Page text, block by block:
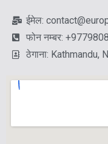
ईमेल:
फोन नम्बर:
ठेगाना: Kathmandu,